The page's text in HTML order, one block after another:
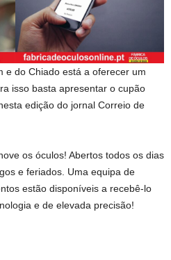
e do Chiado está a oferecer um
isso basta apresentar o cupão
edição do jornal Correio de
os óculos! Abertos todos os dias
e feriados. Uma equipa de
estão disponíveis a recebê-lo
e de elevada precisão!